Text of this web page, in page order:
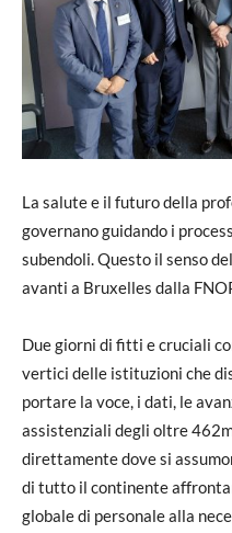
La salute e il futuro della
governano guidando i
subendoli. Questo il senso
avanti a Bruxelles dalla
Due giorni di fitti e cruciali
vertici delle istituzioni che
portare la voce, i dati, le
assistenziali degli oltre
direttamente dove si
di tutto il continente
globale di personale alla